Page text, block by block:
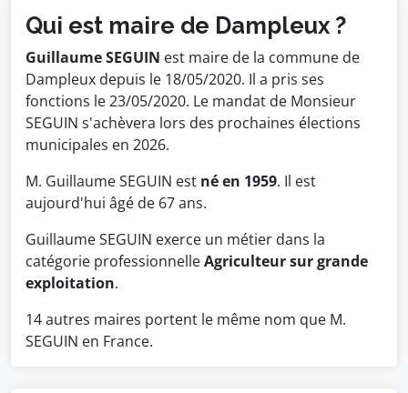
Qui est maire de Dampleux ?
Guillaume SEGUIN est maire de la commune de
Dampleux depuis le 18/05/2020. Il a pris ses
fonctions le 23/05/2020. Le mandat de Monsieur
SEGUIN s'achèvera lors des prochaines élections
municipales en 2026.
M. Guillaume SEGUIN est né en 1959. Il est
aujourd'hui âgé de 67 ans.
Guillaume SEGUIN exerce un métier dans la
catégorie professionnelleAgriculteur sur grande
exploitation.
14 autres maires portent le même nom que M.
SEGUIN en France.